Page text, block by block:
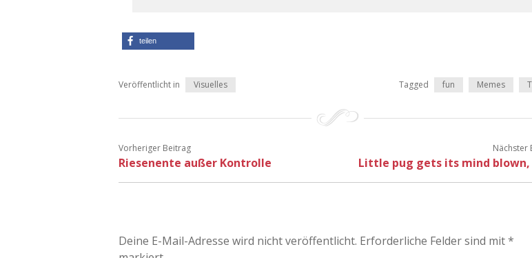
teilen
Veröffentlicht in Visuelles Tagged fun Memes
Vorheriger Beitrag
Riesenente außer Kontrolle
Nächster
Little pug gets its mind blown,
Deine E-Mail-Adresse wird nicht veröffentlicht. Erforderliche Felder sind mit*